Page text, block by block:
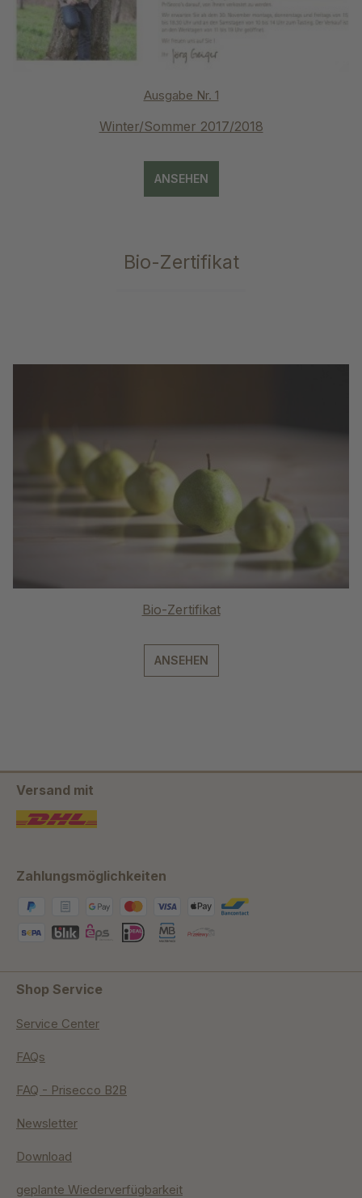
Ausgabe Nr. 1
Winter/Sommer 2017/2018
ANSEHEN
Bio-Zertifikat
Bio-Zertifikat
ANSEHEN
Versand mit
Zahlungsmöglichkeiten
Shop Service
Service Center
FAQs
FAQ - Prisecco B2B
Newsletter
Download
geplante Wiederverfügbarkeit